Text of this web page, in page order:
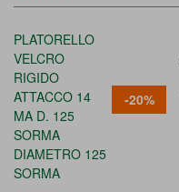
PLATORELLO
VELCRO
RIGIDO
ATTACCO 14
MA D. 125
SORMA
DIAMETRO 125
SORMA
-20%